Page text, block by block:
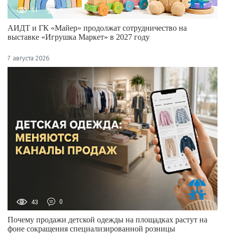
61 0
АИДТ и ГК «Майер» продолжат сотрудничество на
выставке «Игрушка Маркет» в 2027 году
7 августа 2026
43 0
Почему продажи детской одежды на площадках растут на
фоне сокращения специализированной розницы